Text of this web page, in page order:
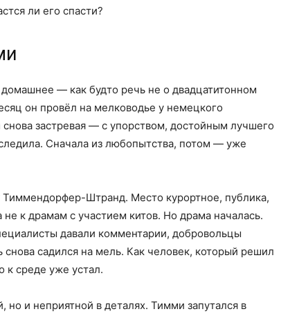
ли его спасти?
— как будто речь не о двадцатитонном
он провёл на мелководье у немецкого
застревая — с упорством, достойным лучшего
Сначала из любопытства, потом — уже
Штранд. Место курортное, публика,
к драмам с участием китов. Но драма началась.
давали комментарии, добровольцы
снова садился на мель. Как человек, который решил
к среде уже устал.
но и неприятной в деталях. Тимми запутался в